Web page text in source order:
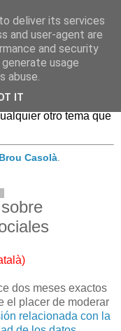
noticias, anécdotas,
uso de estas TIC en
otro tema que
Brou Casolà.
)
dos meses exactos
el placer de moderar
relacionada con la
deliver its services
and user-agent are
and security
usage
abuse.
IT